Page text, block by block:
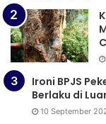
Ironi BPJS
Berlaku di
10 September